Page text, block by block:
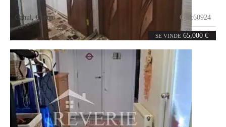
SE VINDE 65,000 €
Cahul ,Centru Cod:60924
2camere m²